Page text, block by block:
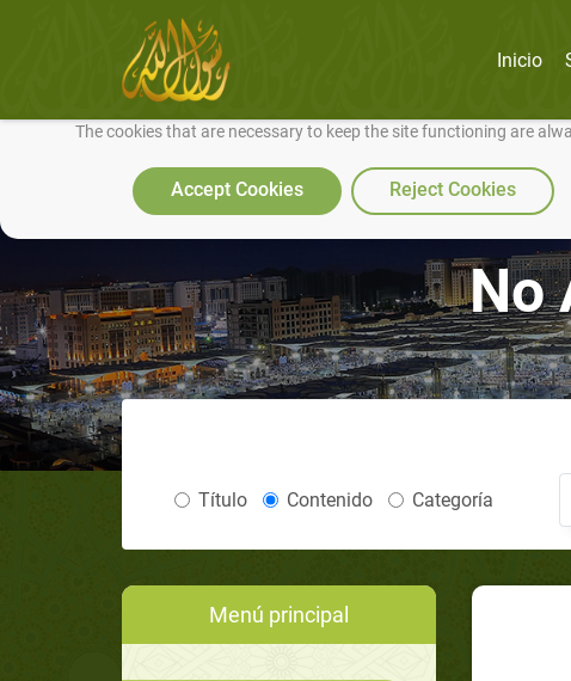
We use cookies to make our site work well for you and so we can
The cookies that are necessary to keep the site functioning are
Accept Cookies Reject Cookies
Inicio
No
Título Contenido Categoría
Menú principal